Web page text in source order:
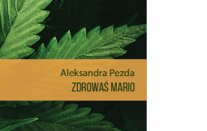
REPORTAŻE
MARIHUANIE
stają się
Reportaż interwencyjny
milionów z nas
nie zdajemy sobie z